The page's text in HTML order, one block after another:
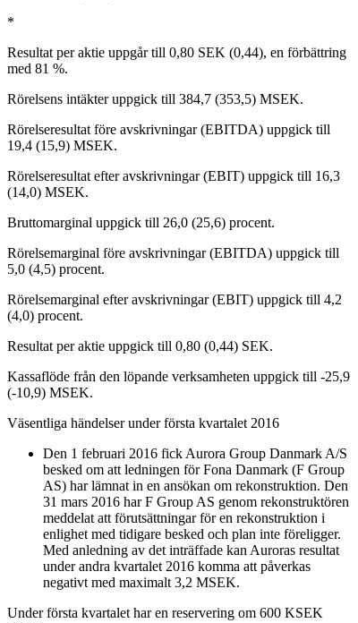
*
Resultat per aktie uppgår till 0,80 SEK (0,44), en förbättring
med 81 %.
Rörelsens intäkter uppgick till 384,7 (353,5) MSEK.
Rörelseresultat före avskrivningar (EBITDA) uppgick till
19,4 (15,9) MSEK.
Rörelseresultat efter avskrivningar (EBIT) uppgick till 16,3
(14,0) MSEK.
Bruttomarginal uppgick till 26,0 (25,6) procent.
Rörelsemarginal före avskrivningar (EBITDA) uppgick till
5,0 (4,5) procent.
Rörelsemarginal efter avskrivningar (EBIT) uppgick till 4,2
(4,0) procent.
Resultat per aktie uppgick till 0,80 (0,44) SEK.
Kassaflöde från den löpande verksamheten uppgick till -25,9
(-10,9) MSEK.
Väsentliga händelser under första kvartalet 2016
Den 1 februari 2016 fick Aurora Group Danmark A/S
besked om att ledningen för Fona Danmark (F Group
AS) har lämnat in en ansökan om rekonstruktion. Den
31 mars 2016 har F Group AS genom rekonstruktören
meddelat att förutsättningar för en rekonstruktion i
enlighet med tidigare besked och plan inte föreligger.
Med anledning av det inträffade kan Auroras resultat
under andra kvartalet 2016 komma att påverkas
negativt med maximalt 3,2 MSEK.
Under första kvartalet har en reservering om 600 KSEK